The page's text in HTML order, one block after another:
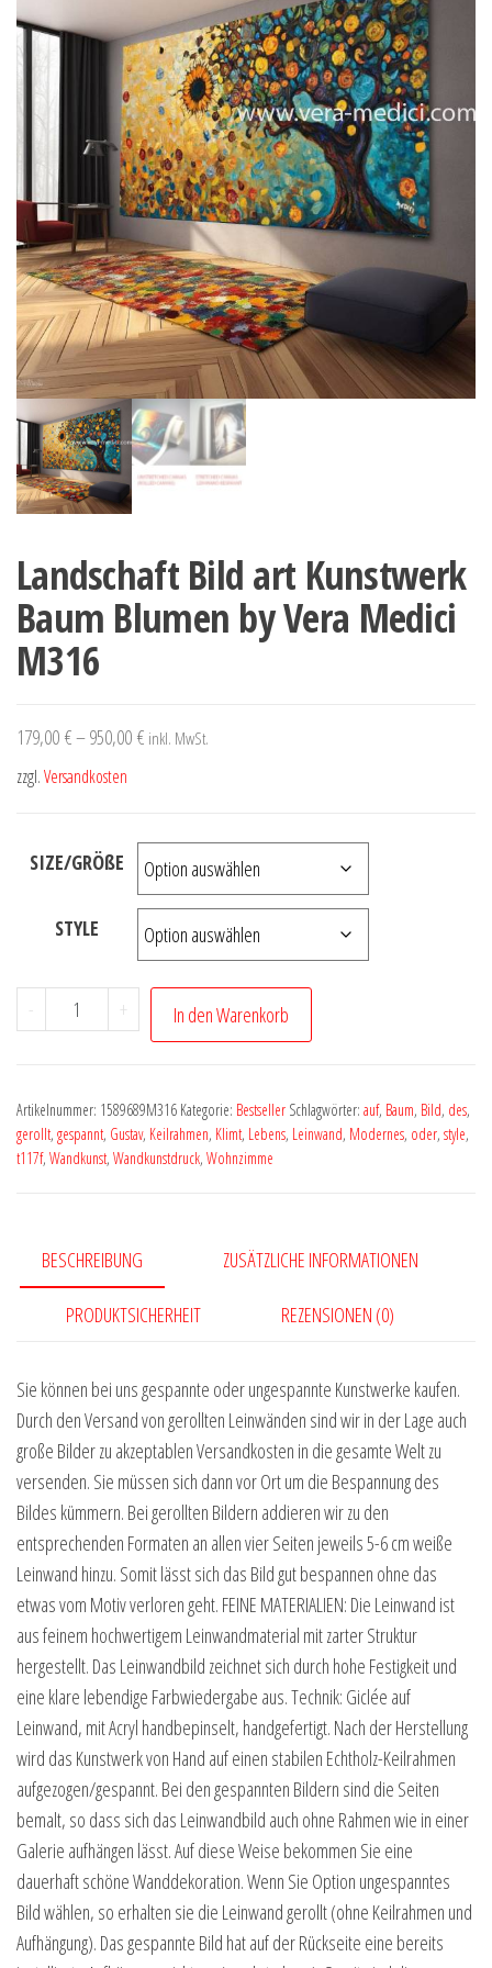
Landschaft Bild art Kunstwerk
Baum Blumen by Vera Medici
M316
179,00 €–950,00 € inkl. MwSt.
zzgl.Versandkosten
SIZE/GRÖßE
STYLE
-
Landschaft
Bild
Baum
Blumen
Medici
Menge
+ In den Warenkorb
Artikelnummer: 1589689M316 Kategorie: Bestseller Schlagwörter: auf, Baum, Bild, des,
gerollt, gespannt, Gustav, Keilrahmen, Klimt, Lebens, Leinwand, Modernes, oder, style,
t117f, Wandkunst, Wandkunstdruck, Wohnzimme
BESCHREIBUNG ZUSÄTZLICHE INFORMATIONEN
PRODUKTSICHERHEIT REZENSIONEN (0)
Sie können bei uns gespannte oder ungespannte Kunstwerke kaufen.
Durch den Versand von gerollten Leinwänden sind wir in der Lage auch
große Bilder zu akzeptablen Versandkosten in die gesamte Welt zu
versenden. Sie müssen sich dann vor Ort um die Bespannung des
Bildes kümmern. Bei gerollten Bildern addieren wir zu den
entsprechenden Formaten an allen vier Seiten jeweils 5-6 cm weiße
Leinwand hinzu. Somit lässt sich das Bild gut bespannen ohne das
etwas vom Motiv verloren geht. FEINE MATERIALIEN: Die Leinwand ist
aus feinem hochwertigem Leinwandmaterial mit zarter Struktur
hergestellt. Das Leinwandbild zeichnet sich durch hohe Festigkeit und
eine klare lebendige Farbwiedergabe aus. Technik: Giclée auf
Leinwand, mit Acryl handbepinselt, handgefertigt. Nach der Herstellung
wird das Kunstwerk von Hand auf einen stabilen Echtholz-Keilrahmen
aufgezogen/gespannt. Bei den gespannten Bildern sind die Seiten
bemalt, so dass sich das Leinwandbild auch ohne Rahmen wie in einer
Galerie aufhängen lässt. Auf diese Weise bekommen Sie eine
dauerhaft schöne Wanddekoration. Wenn Sie Option ungespanntes
Bild wählen, so erhalten sie die Leinwand gerollt (ohne Keilrahmen und
Aufhängung). Das gespannte Bild hat auf der Rückseite eine bereits